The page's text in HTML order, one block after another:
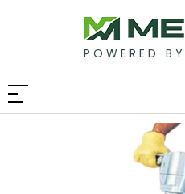
POWERED BY